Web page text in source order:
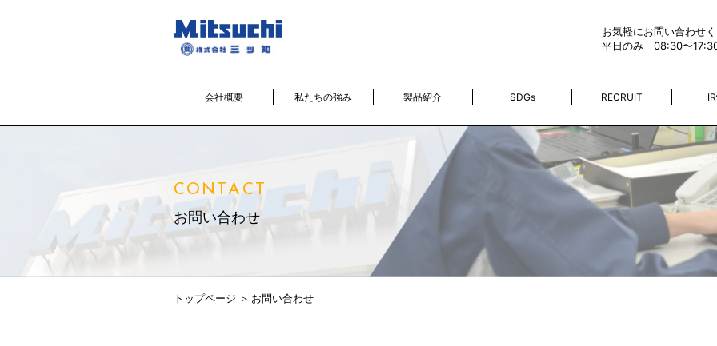
お気軽にお問い合わせ
平日のみ 08:30〜
会社概要 私たちの強み 製品紹介 SDGs RECRUIT
CONTACT
お問い合わせ
トップページ お問い合わせ